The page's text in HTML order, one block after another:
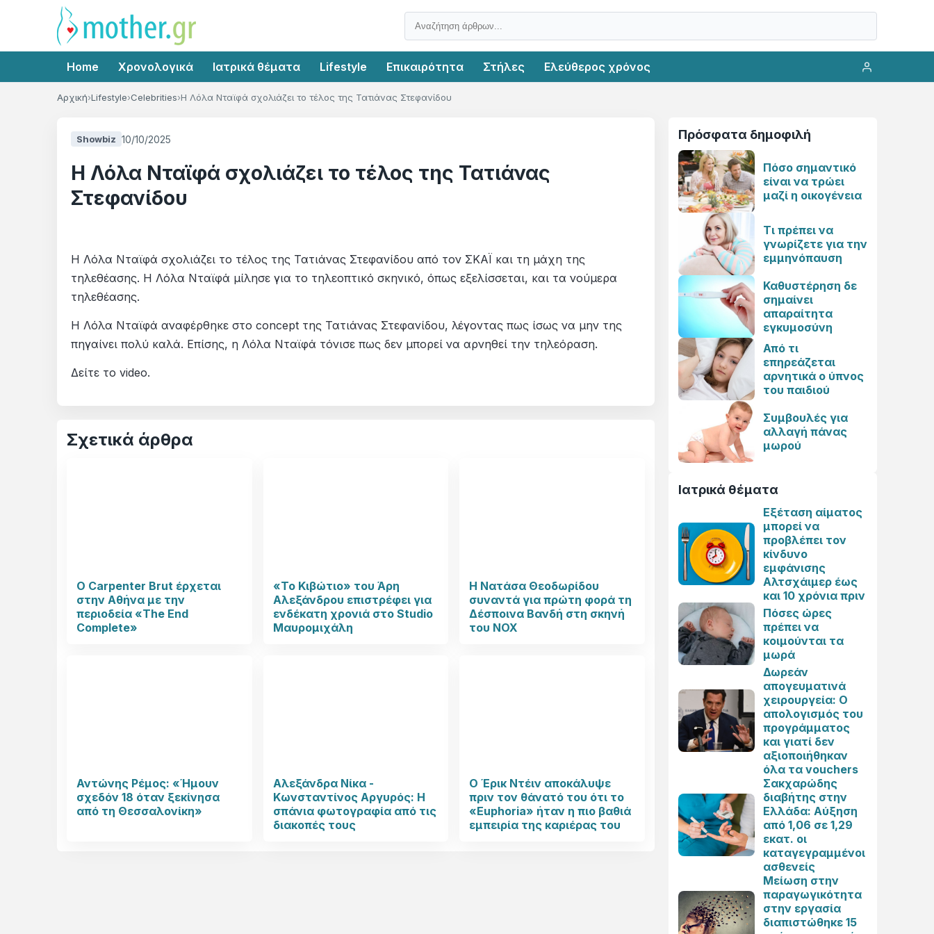
Home Χρονολογικά Ιατρικά θέματα Lifestyle Επικαιρότητα Στήλες Ελεύθερος χρόνος
Αρχική Lifestyle Celebrities Η Λόλα Νταϊφά σχολιάζει το τέλος της Τατιάνας Στεφανίδου
Showbiz 10/10/2025
Η Λόλα Νταϊφά σχολιάζει το τέλος της Τατιάνας
Στεφανίδου
Η Λόλα Νταϊφά σχολιάζει το τέλος της Τατιάνας Στεφανίδου από τον ΣΚΑΪ και τη μάχη της
τηλεθέασης. Η Λόλα Νταϊφά μίλησε για το τηλεοπτικό σκηνικό, όπως εξελίσσεται, και τα νούμερα
τηλεθέασης.
Η Λόλα Νταϊφά αναφέρθηκε στο concept της Τατιάνας Στεφανίδου, λέγοντας πως ίσως να μην της
πηγαίνει πολύ καλά. Επίσης, η Λόλα Νταϊφά τόνισε πως δεν μπορεί να αρνηθεί την τηλεόραση.
Δείτε το video.
Σχετικά άρθρα
Ο Carpenter Brut έρχεται
στην Αθήνα με την
περιοδεία «The End
Complete»
«Το Κιβώτιο» του Άρη
Αλεξάνδρου επιστρέφει για
ενδέκατη χρονιά στο Studio
Μαυρομιχάλη
Η Νατάσα Θεοδωρίδου
συναντά για πρώτη φορά τη
Δέσποινα Βανδή στη σκηνή
του NOX
Αντώνης Ρέμος: «Ήμουν
σχεδόν 18 όταν ξεκίνησα
από τη Θεσσαλονίκη»
Αλεξάνδρα Νίκα -
Κωνσταντίνος Αργυρός: Η
σπάνια φωτογραφία από τις
διακοπές τους
Ο Έρικ Ντέιν αποκάλυψε
πριν τον θάνατό του ότι το
«Euphoria» ήταν η πιο βαθιά
εμπειρία της καριέρας του
Πρόσφατα δημοφιλή
Πόσο σημαντικό
είναι να τρώει
μαζί η οικογένεια
Τι πρέπει να
γνωρίζετε για την
εμμηνόπαυση
Καθυστέρηση δε
σημαίνει
απαραίτητα
εγκυμοσύνη
Από τι
επηρεάζεται
αρνητικά ο ύπνος
του παιδιού
Συμβουλές για
αλλαγή πάνας
μωρού
Ιατρικά θέματα
Εξέταση αίματος
μπορεί να
προβλέπει τον
κίνδυνο
εμφάνισης
Αλτσχάιμερ έως
και 10 χρόνια πριν
Πόσες ώρες
πρέπει να
κοιμούνται τα
μωρά
Δωρεάν
απογευματινά
χειρουργεία: Ο
απολογισμός του
προγράμματος
και γιατί δεν
αξιοποιήθηκαν
όλα τα vouchers
Σακχαρώδης
διαβήτης στην
Ελλάδα: Αύξηση
από 1,06 σε 1,29
εκατ. οι
καταγεγραμμένοι
ασθενείς
Μείωση στην
παραγωγικότητα
στην εργασία
διαπιστώθηκε 15